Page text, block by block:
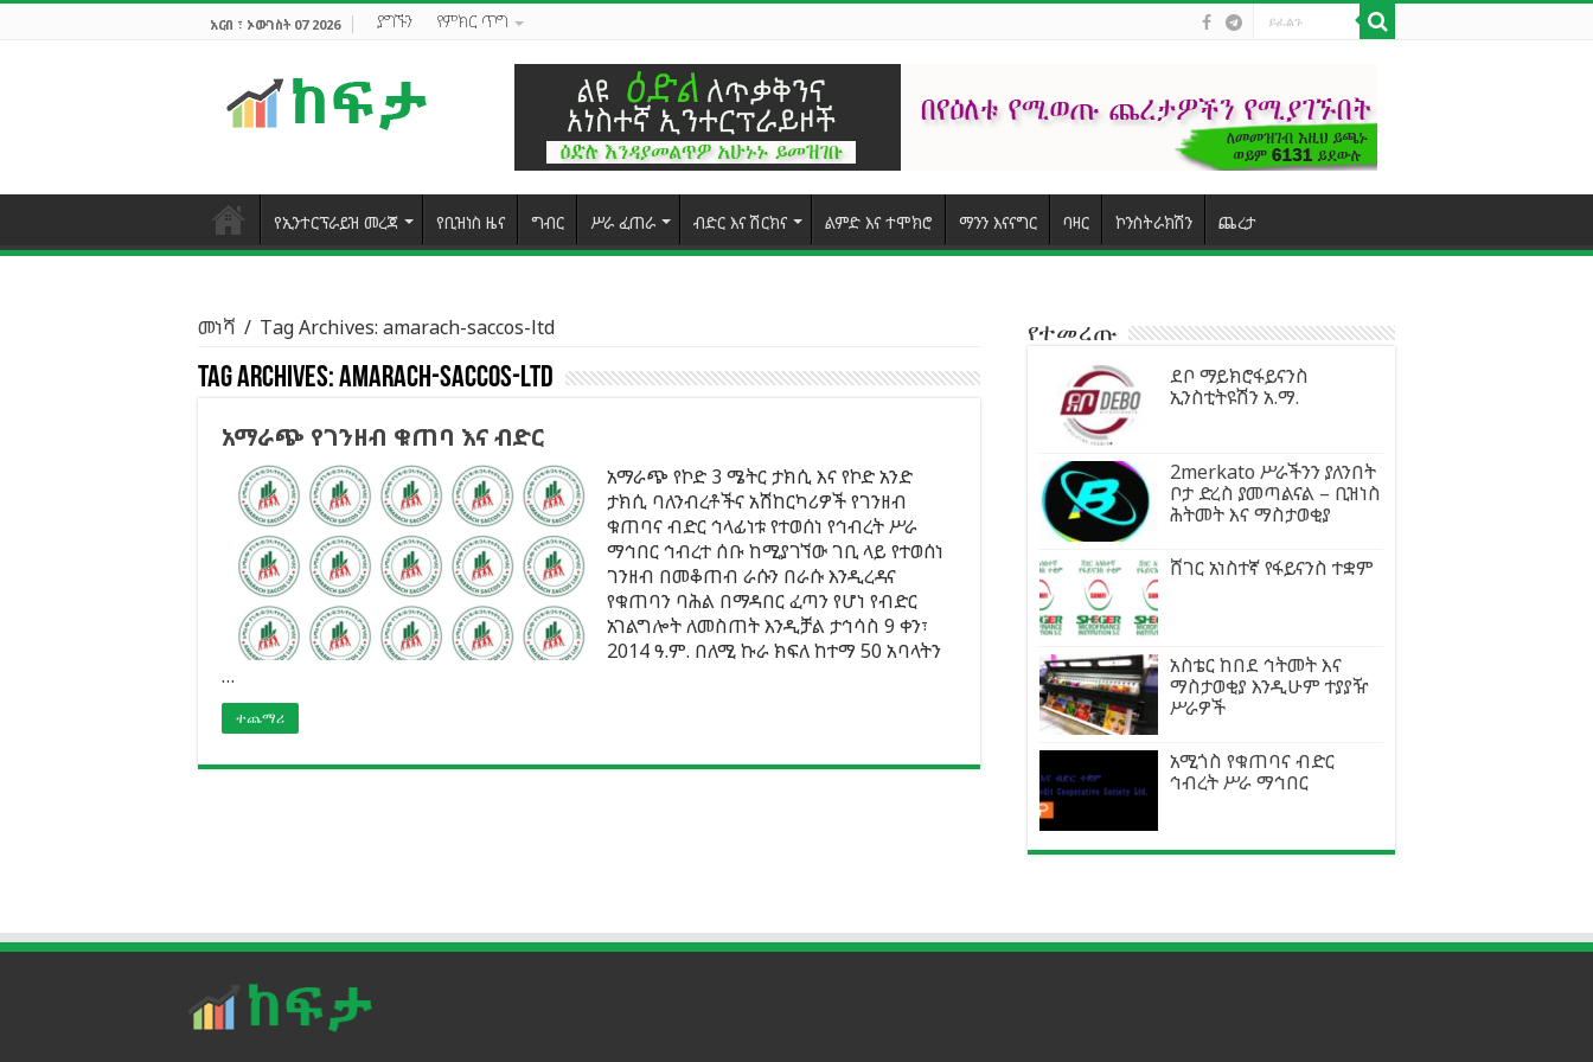
አርብ ፣ ኦውገስት 07 2026 ያግኙን የምክር ጥግ
የኢንተርፕራይዝ መረጃ የቢዝነስ ዜና ግብር ሥራ ፈጠራ ብድር እና ሽርክና ልምድ እና ተሞክሮ ማንን እናናግር ባዛር ኮንስትራክሽን ጨረታ
መነሻ / Tag Archives: amarach-saccos-ltd
Tag Archives:amarach-saccos-ltd
አማራጭ የገንዘብ ቁጠባ እና ብድር
አማራጭ የኮድ 3 ሜትር ታክሲ እና የኮድ አንድ
ታክሲ ባለንብረቶችና አሽከርካሪዎች የገንዘብ
ቁጠባና ብድር ኅላፊነቱ የተወሰነ የኅብረት ሥራ
ማኅበር ኅብረተ ሰቡ ከሚያገኘው ገቢ ላይ የተወሰነ
ገንዘብ በመቆጠብ ራሱን በራሱ እንዲረዳና
የቁጠባን ባሕል በማዳበር ፈጣን የሆነ የብድር
አገልግሎት ለመስጠት እንዲቻል ታኅሳስ 9 ቀን፣
2014 ዓ.ም. በለሚ ኩራ ክፍለ ከተማ 50 አባላትን
…
ተጨማሪ
የተመረጡ
ደቦ ማይክሮፋይናንስ
ኢንስቲትዩሽን አ.ማ.
2merkato ሥራችንን ያለንበት
ቦታ ድረስ ያመጣልናል – ቢዝነስ
ሕትመት እና ማስታወቂያ
ሸገር አነስተኛ የፋይናንስ ተቋም
አስቴር ከበደ ኅትመት እና
ማስታወቂያ እንዲሁም ተያያዥ
ሥራዎች
አሚጎስ የቁጠባና ብድር
ኅብረት ሥራ ማኅበር